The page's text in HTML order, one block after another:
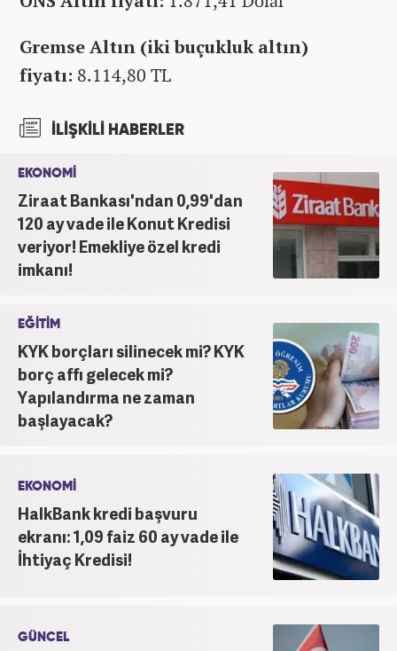
Gremse Altın (iki buçukluk altın)
fiyatı: 8.114,80 TL
İLİŞKİLİ HABERLER
EKONOMİ
Ziraat Bankası'ndan 0,99'dan
120 ay vade ile Konut Kredisi
veriyor! Emekliye özel kredi
imkanı!
EĞİTİM
KYK borçları silinecek mi? KYK
borç affı gelecek mi?
Yapılandırma ne zaman
başlayacak?
EKONOMİ
HalkBank kredi başvuru
ekranı: 1,09 faiz 60 ay vade ile
İhtiyaç Kredisi!
GÜNCEL